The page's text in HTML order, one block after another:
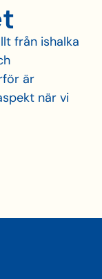
från ishalka
är
när vi